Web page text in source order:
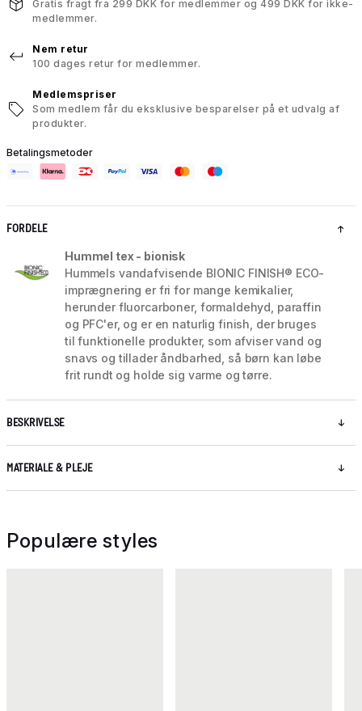
Gratis fragt fra 299 DKK for medlemmer og 499 DKK for ikke-
medlemmer.
Nem retur
100 dages retur for medlemmer.
Medlemspriser
Som medlem får du eksklusive besparelser på et udvalg af
produkter.
Betalingsmetoder
FORDELE
Hummel tex - bionisk
Hummels vandafvisende BIONIC FINISH® ECO-
imprægnering er fri for mange kemikalier,
herunder fluorcarboner, formaldehyd, paraffin
og PFC'er, og er en naturlig finish, der bruges
til funktionelle produkter, som afviser vand og
snavs og tillader åndbarhed, så børn kan løbe
frit rundt og holde sig varme og tørre.
BESKRIVELSE
MATERIALE & PLEJE
Populære styles